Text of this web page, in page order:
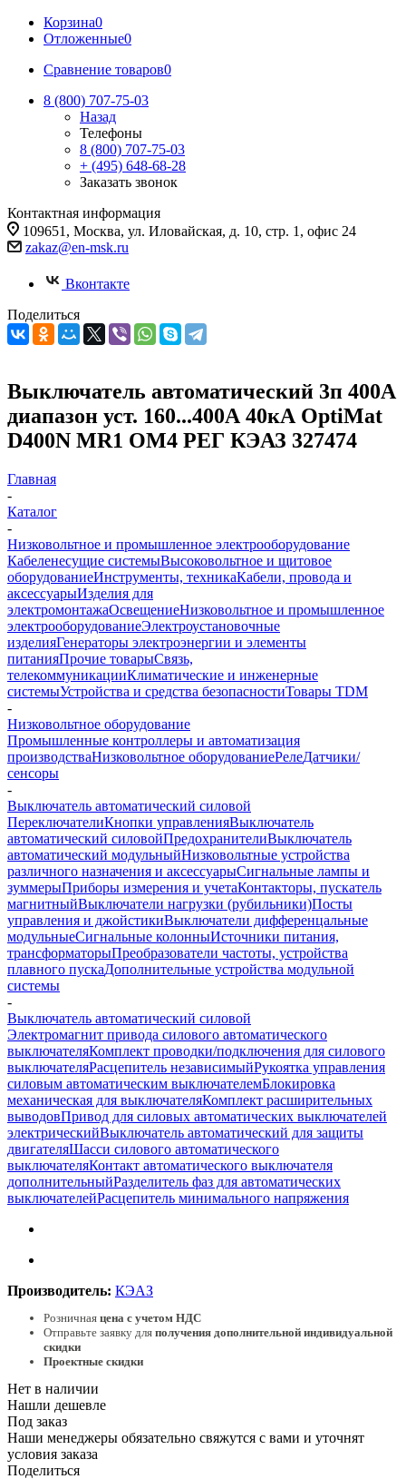
Корзина0
Отложенные0
Сравнение товаров0
8 (800) 707-75-03
Назад
Телефоны
8 (800) 707-75-03
+ (495) 648-68-28
Заказать звонок
Контактная информация
109651, Москва, ул. Иловайская, д. 10, стр. 1, офис 24
zakaz@en-msk.ru
Вконтакте
Поделиться
Выключатель автоматический 3п 400А
диапазон уст. 160...400А 40кА OptiMat
D400N MR1 ОМ4 РЕГ КЭАЗ 327474
Главная
-
Каталог
-
Низковольтное и промышленное электрооборудование
Кабеленесущие системыВысоковольтное и щитовое
оборудованиеИнструменты, техникаКабели, провода и
аксессуарыИзделия для
электромонтажаОсвещениеНизковольтное и промышленное
электрооборудованиеЭлектроустановочные
изделияГенераторы электроэнергии и элементы
питанияПрочие товарыСвязь,
телекоммуникацииКлиматические и инженерные
системыУстройства и средства безопасностиТовары TDM
-
Низковольтное оборудование
Промышленные контроллеры и автоматизация
производстваНизковольтное оборудованиеРелеДатчики/
сенсоры
-
Выключатель автоматический силовой
ПереключателиКнопки управленияВыключатель
автоматический силовойПредохранителиВыключатель
автоматический модульныйНизковольтные устройства
различного назначения и аксессуарыСигнальные лампы и
зуммерыПриборы измерения и учетаКонтакторы, пускатель
магнитныйВыключатели нагрузки (рубильники)Посты
управления и джойстикиВыключатели дифференцальные
модульныеСигнальные колонныИсточники питания,
трансформаторыПреобразователи частоты, устройства
плавного пускаДополнительные устройства модульной
системы
-
Выключатель автоматический силовой
Электромагнит привода силового автоматического
выключателяКомплект проводки/подключения для силового
выключателяРасцепитель независимыйРукоятка управления
силовым автоматическим выключателемБлокировка
механическая для выключателяКомплект расширительных
выводовПривод для силовых автоматических выключателей
электрическийВыключатель автоматический для защиты
двигателяШасси силового автоматического
выключателяКонтакт автоматического выключателя
дополнительныйРазделитель фаз для автоматических
выключателейРасцепитель минимального напряжения
Производитель: КЭАЗ
Розничная цена с учетом НДС
Отправьте заявку для получения дополнительной индивидуальной
скидки
Проектные скидки
Нет в наличии
Нашли дешевле
Под заказ
Наши менеджеры обязательно свяжутся с вами и уточнят
условия заказа
Поделиться